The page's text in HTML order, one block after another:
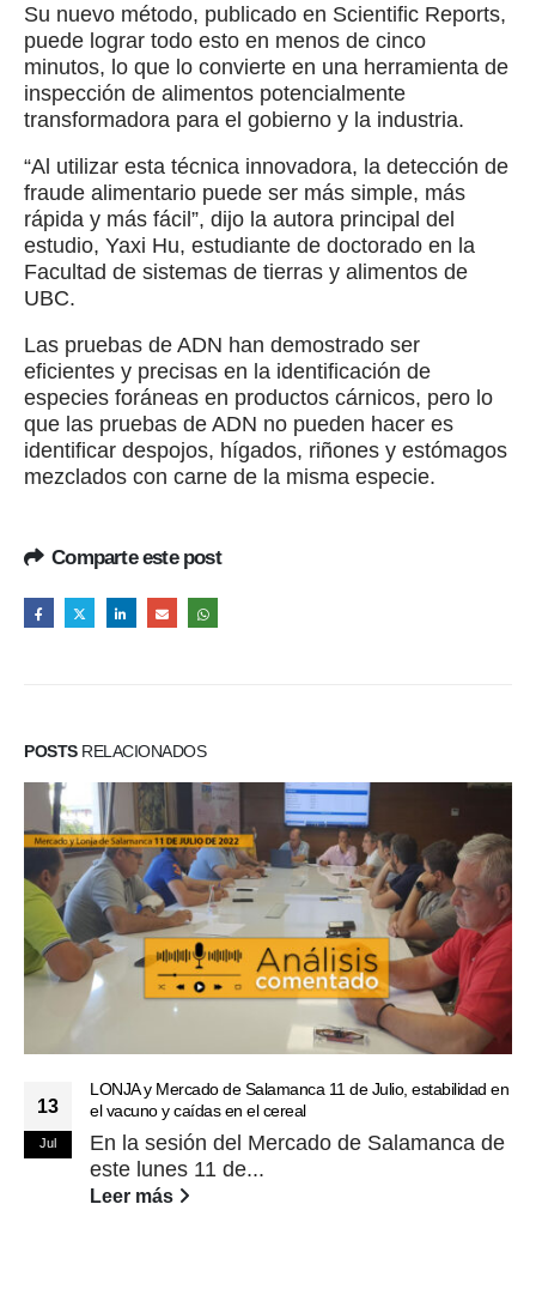
Su nuevo método, publicado en Scientific Reports,
puede lograr todo esto en menos de cinco
minutos, lo que lo convierte en una herramienta de
inspección de alimentos potencialmente
transformadora para el gobierno y la industria.
“Al utilizar esta técnica innovadora, la detección de
fraude alimentario puede ser más simple, más
rápida y más fácil”, dijo la autora principal del
estudio, Yaxi Hu, estudiante de doctorado en la
Facultad de sistemas de tierras y alimentos de
UBC.
Las pruebas de ADN han demostrado ser
eficientes y precisas en la identificación de
especies foráneas en productos cárnicos, pero lo
que las pruebas de ADN no pueden hacer es
identificar despojos, hígados, riñones y estómagos
mezclados con carne de la misma especie.
Comparte este post
POSTSRELACIONADOS
13
Jul
LONJA y Mercado de Salamanca 11 de Julio, estabilidad en
el vacuno y caídas en el cereal
En la sesión del Mercado de Salamanca de
este lunes 11 de...
Leer más